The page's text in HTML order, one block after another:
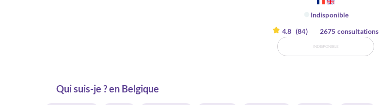
Indisponible
4.8 (84) 2675 consultations
INDISPONIBLE
Qui suis-je ? en Belgique